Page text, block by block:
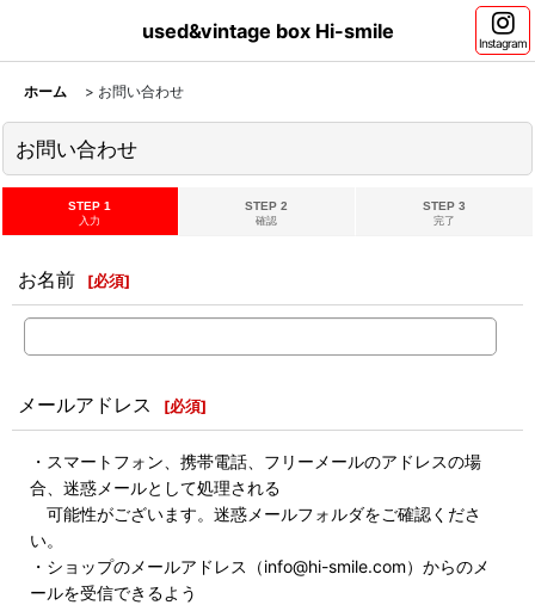
used&vintage box Hi-smile
Instagram
ホーム > お問い合わせ
お問い合わせ
STEP 1
入力
STEP 2
確認
STEP 3
完了
お名前 [必須]
メールアドレス [必須]
・スマートフォン、携帯電話、フリーメールのアドレスの場
合、迷惑メールとして処理される
可能性がございます。迷惑メールフォルダをご確認くださ
い。
・ショップのメールアドレス（info@hi-smile.com）からのメ
ールを受信できるよう